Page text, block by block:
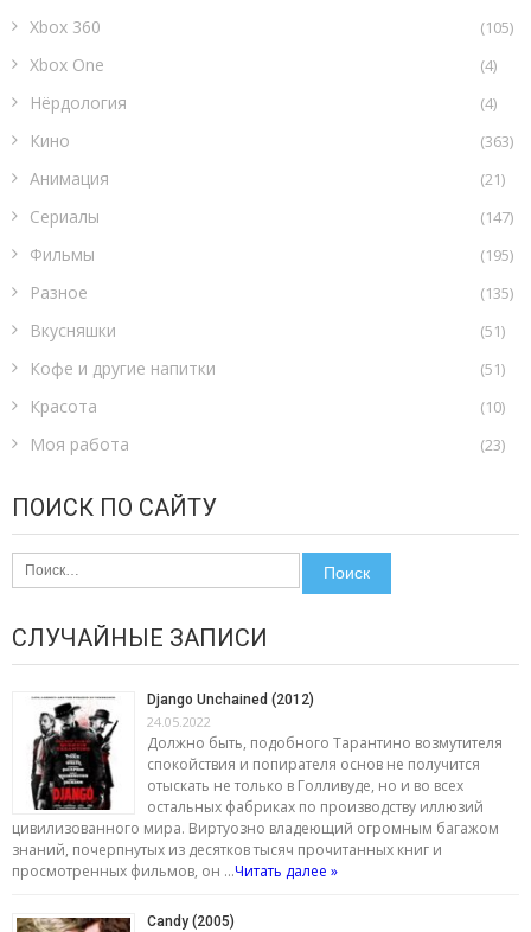
Xbox 360 (105)
Xbox One (4)
Нёрдология (4)
Кино (363)
Анимация (21)
Сериалы (147)
Фильмы (195)
Разное (135)
Вкусняшки (51)
Кофе и другие напитки (51)
Красота (10)
Моя работа (23)
ПОИСК ПО САЙТУ
Найти:
СЛУЧАЙНЫЕ ЗАПИСИ
Django Unchained (2012)
24.05.2022
Должно быть, подобного Тарантино возмутителя
спокойствия и попирателя основ не получится
отыскать не только в Голливуде, но и во всех
остальных фабриках по производству иллюзий
цивилизованного мира. Виртуозно владеющий огромным багажом
знаний, почерпнутых из десятков тысяч прочитанных книг и
просмотренных фильмов, он …Читать далее »
Candy (2005)